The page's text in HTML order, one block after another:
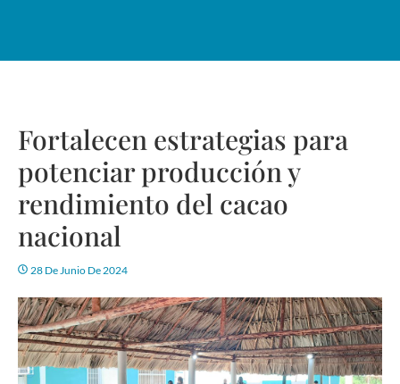
Fortalecen estrategias para
potenciar producción y
rendimiento del cacao
nacional
28 De Junio De 2024